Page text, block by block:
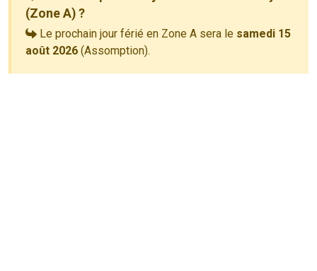
(Zone A) ?
Le prochain jour férié en Zone A sera le samedi 15
août 2026 (Assomption).